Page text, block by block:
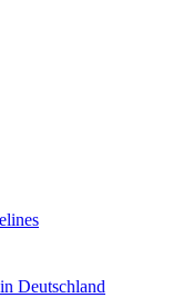
Deutschland